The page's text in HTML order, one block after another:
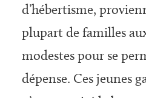
d’hébertisme,
plupart de familles
modestes pour se
dépense. Ces jeunes